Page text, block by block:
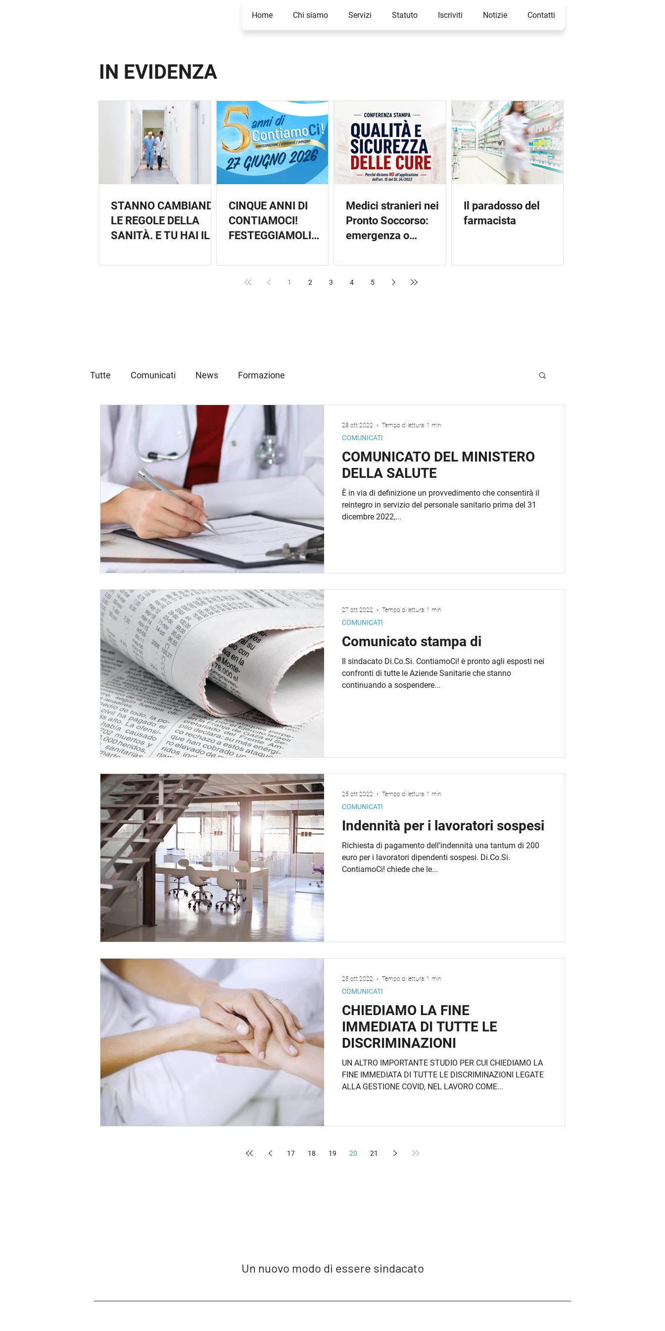
Home Chi siamo Servizi Statuto Iscriviti Notizie Contatti
IN EVIDENZA
STANNO CAMBIANDO
LE REGOLE DELLA
SANITÀ. E TU HAI IL
CINQUE ANNI DI
CONTIAMOCI!
FESTEGGIAMOLI
Medici stranieri nei
Pronto Soccorso:
emergenza o
Il paradosso del
farmacista
1 2 3 4 5
Tutte Comunicati News Formazione
COMUNICATO DEL MINISTERO
DELLA SALUTE
È in via di definizione un provvedimento che consentirà il
reintegro in servizio del personale sanitario prima del 31
dicembre 2022,...
COMUNICATI
28 ott 2022 Tempo di lettura: 1 min
Comunicato stampa di
Il sindacato Di.Co.Si. ContiamoCi! è pronto agli esposti nei
confronti di tutte le Aziende Sanitarie che stanno
continuando a sospendere...
COMUNICATI
27 ott 2022 Tempo di lettura: 1 min
Indennità per i lavoratori sospesi
Richiesta di pagamento dell'indennità una tantum di 200
euro per i lavoratori dipendenti sospesi. Di.Co.Si.
ContiamoCi! chiede che le...
COMUNICATI
25 ott 2022 Tempo di lettura: 1 min
CHIEDIAMO LA FINE
IMMEDIATA DI TUTTE LE
DISCRIMINAZIONI
UN ALTRO IMPORTANTE STUDIO PER CUI CHIEDIAMO LA
FINE IMMEDIATA DI TUTTE LE DISCRIMINAZIONI LEGATE
ALLA GESTIONE COVID, NEL LAVORO COME...
COMUNICATI
25 ott 2022 Tempo di lettura: 1 min
17 18 19 20 21
Un nuovo modo di essere sindacato